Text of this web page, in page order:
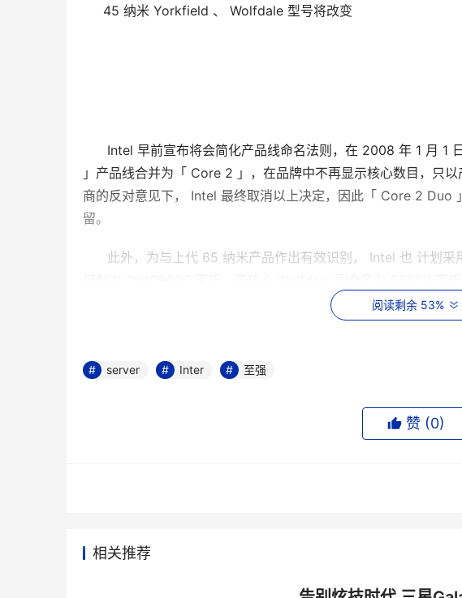
45 纳米 Yorkfield 、 Wolfdale 型号将改变
Intel 早前宣布将会简化产品线命名法则，在 2008 年 1 月 1
」产品线合并为「 Core 2 」，在品牌中不再显示核心数目，只
商的反对意见下， Intel 最终取消以上决定，因此「 Core 2
留。
此外，为与上代 65 纳米产品作出有效识别， Intel 也 计划采
值得注意的是，旧有型号命名法则下，无论是四核心
但由于 Intel 45 纳米家族将四核、双核分为不同家族，因此第
Yorkfield 四核心处理器的型号为 Core 2 Duo Q9450 ，但
阅读剩余 53%
server Inter 至强
赞 (0)
相关推荐